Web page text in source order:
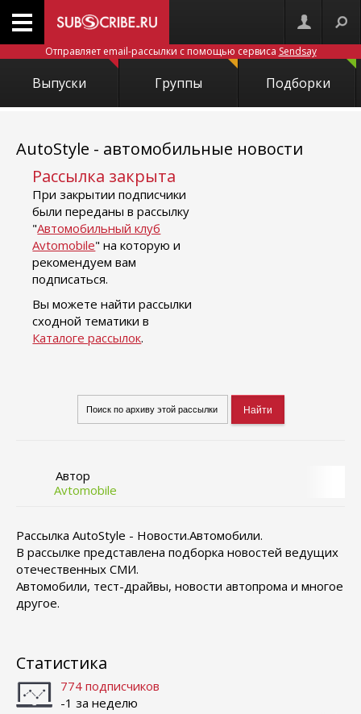
Отправляет email-рассылки с помощью сервиса Sendsay
Выпуски Группы Подборки
AutoStyle - автомобильные новости
Рассылка закрыта
При закрытии подписчики
были переданы в рассылку
"Автомобильный клуб
Avtomobile" на которую и
рекомендуем вам
подписаться.
Вы можете найти рассылки
сходной тематики в
Каталоге рассылок.
Автор
Avtomobile
Рассылка AutoStyle - Новости.Автомобили.
В рассылке представлена подборка новостей ведущих
отечественных СМИ.
Автомобили, тест-драйвы, новости автопрома и многое
другое.
Статистика
774 подписчиков
-1 за неделю